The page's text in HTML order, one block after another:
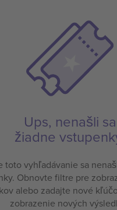
Ups, nenašli sa
žiadne
toto vyhľadávanie sa
Obnovte filtre pre
alebo zadajte nové
zobrazenie nových